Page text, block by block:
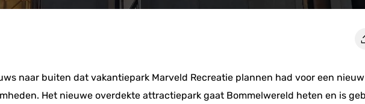
naar buiten dat vakantiepark Marveld Recreatie plannen had voor een
Het nieuwe overdekte attractiepark gaat Bommelwereld heten en is